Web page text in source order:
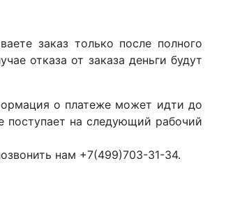
заказ только после полного
отказа от заказа деньги будут
о платеже может идти до
поступает на следующий рабочий
нам +7(499)703-31-34.